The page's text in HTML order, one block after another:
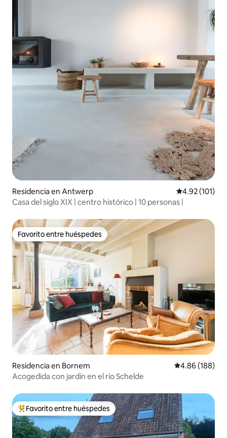
Residencia en Antwerp Calificación
4.92 (101)
Casa del siglo XIX | centro histórico | 10 personas |
Favorito entre huéspedes
Favorito entre huéspedes
Residencia en Bornem Calificación
4.86 (188)
Acogedida con jardín en el río Schelde
De los mejores en Favorito entre huéspedes
Favorito entre huéspedes